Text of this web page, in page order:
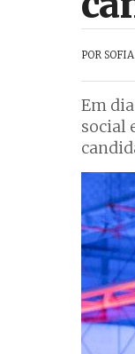
POR
Em
social